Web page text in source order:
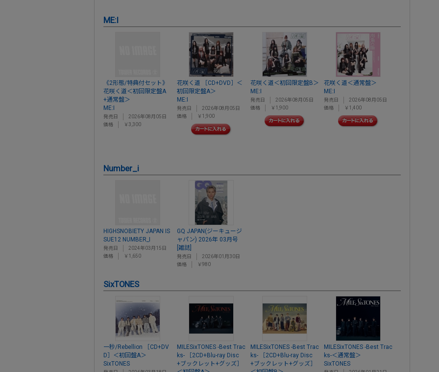
ME:I
《2形態/特典付セット》
花咲く道＜初回限定盤A
+通常盤＞
ME:I
発売日
2026年08月05日
価格
￥3,300
花咲く道 ［CD+DVD］＜
初回限定盤A＞
ME:I
発売日
2026年08月05日
価格
￥1,900
花咲く道＜初回限定盤B＞
ME:I
発売日
2026年08月05日
価格
￥1,900
花咲く道＜通常盤＞
ME:I
発売日
2026年08月05日
価格
￥1,400
Number_i
HIGHSNOBIETY JAPAN IS
SUE12 NUMBER_I
発売日
2024年03月15日
価格
￥1,650
GQ JAPAN(ジーキュージ
ャパン) 2026年 03月号
[雑誌]
発売日
2026年01月30日
価格
￥980
SixTONES
一秒/Rebellion ［CD+DV
D］＜初回盤A＞
SixTONES
MILESixTONES -Best Trac
ks- ［2CD+Blu-ray Disc
+ブックレット+グッズ］
MILESixTONES -Best Trac
ks- ［2CD+Blu-ray Disc
+ブックレット+グッズ］
MILESixTONES -Best Trac
ks-＜通常盤＞
SixTONES